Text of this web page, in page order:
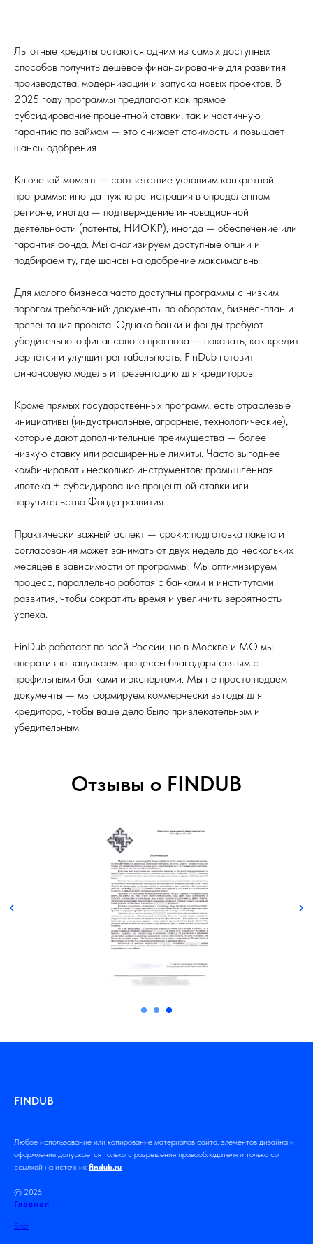
Льготные кредиты остаются одним из самых доступных
способов получить дешёвое финансирование для развития
производства, модернизации и запуска новых проектов. В
2025 году программы предлагают как прямое
субсидирование процентной ставки, так и частичную
гарантию по займам — это снижает стоимость и повышает
шансы одобрения.
Ключевой момент — соответствие условиям конкретной
программы: иногда нужна регистрация в определённом
регионе, иногда — подтверждение инновационной
деятельности (патенты, НИОКР), иногда — обеспечение или
гарантия фонда. Мы анализируем доступные опции и
подбираем ту, где шансы на одобрение максимальны.
Для малого бизнеса часто доступны программы с низким
порогом требований: документы по оборотам, бизнес-план и
презентация проекта. Однако банки и фонды требуют
убедительного финансового прогноза — показать, как кредит
вернётся и улучшит рентабельность. FinDub готовит
финансовую модель и презентацию для кредиторов.
Кроме прямых государственных программ, есть отраслевые
инициативы (индустриальные, аграрные, технологические),
которые дают дополнительные преимущества — более
низкую ставку или расширенные лимиты. Часто выгоднее
комбинировать несколько инструментов: промышленная
ипотека + субсидирование процентной ставки или
поручительство Фонда развития.
Практически важный аспект — сроки: подготовка пакета и
согласования может занимать от двух недель до нескольких
месяцев в зависимости от программы. Мы оптимизируем
процесс, параллельно работая с банками и институтами
развития, чтобы сократить время и увеличить вероятность
успеха.
FinDub работает по всей России, но в Москве и МО мы
оперативно запускаем процессы благодаря связям с
профильными банками и экспертами. Мы не просто подаём
документы — мы формируем коммерчески выгоды для
кредитора, чтобы ваше дело было привлекательным и
убедительным.
Отзывы о FINDUB
FINDUB
Любое использование или копирование материалов сайта, элементов дизайна и
оформления допускается только с разрешения правообладателя и только со
ссылкой на источник findub.ru
© 2026
Главная
Блог